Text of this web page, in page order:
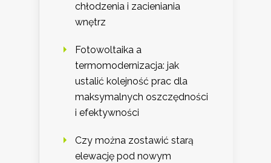
chłodzenia i zacieniania
wnętrz
Fotowoltaika a
termomodernizacja: jak
ustalić kolejność prac dla
maksymalnych oszczędności
i efektywności
Czy można zostawić starą
elewację pod nowym